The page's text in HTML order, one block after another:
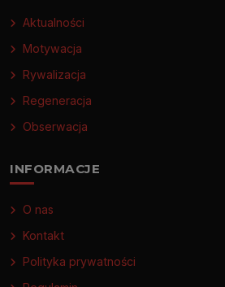
Aktualności
Motywacja
Rywalizacja
Regeneracja
Obserwacja
INFORMACJE
O nas
Kontakt
Polityka prywatności